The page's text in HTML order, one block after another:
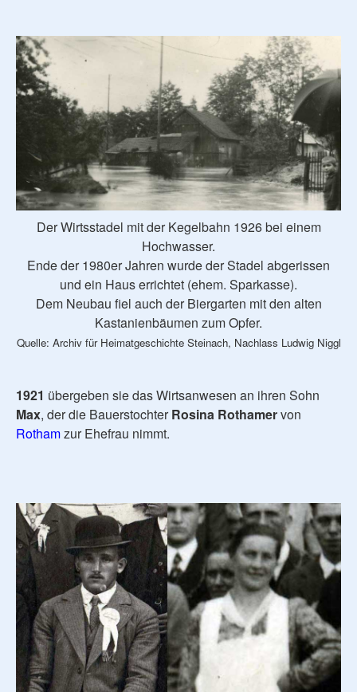
Der Wirtsstadel mit der Kegelbahn 1926 bei einem
Hochwasser.
Ende der 1980er Jahren wurde der Stadel abgerissen
und ein Haus errichtet (ehem. Sparkasse).
Dem Neubau fiel auch der Biergarten mit den alten
Kastanienbäumen zum Opfer.
Quelle: Archiv für Heimatgeschichte Steinach, Nachlass Ludwig Niggl
1921 übergeben sie das Wirtsanwesen an ihren Sohn
Max, der die BauerstochterRosina Rothamervon
Rothamzur Ehefrau nimmt.